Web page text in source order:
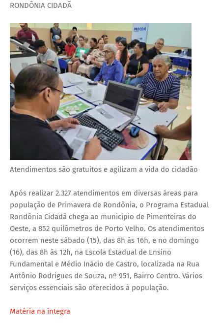
RONDÔNIA CIDADÃ
Atendimentos são gratuitos e agilizam a vida do cidadão
Após realizar 2.327 atendimentos em diversas áreas para
população de Primavera de Rondônia, o Programa Estadual
Rondônia Cidadã chega ao município de Pimenteiras do
Oeste, a 852 quilômetros de Porto Velho. Os atendimentos
ocorrem neste sábado (15), das 8h às 16h, e no domingo
(16), das 8h às 12h, na Escola Estadual de Ensino
Fundamental e Médio Inácio de Castro, localizada na Rua
Antônio Rodrigues de Souza, nº 951, Bairro Centro. Vários
serviços essenciais são oferecidos à população.
Matéria na íntegra